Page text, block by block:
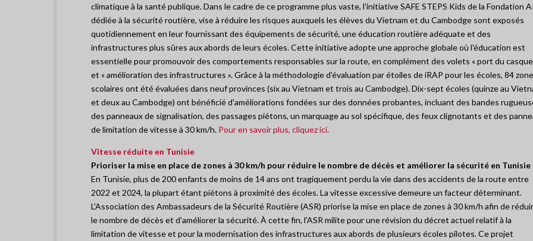
climatique à la santé publique. Dans le cadre de ce programme plus vaste, l'initiative SAFE STEPS Kids de la Fondation
dédiée à la sécurité routière, vise à réduire les risques auxquels les élèves du Vietnam et du Cambodge sont exposés
quotidiennement en leur fournissant des équipements de sécurité, une éducation routière adéquate et des
infrastructures plus sûres aux abords de leurs écoles. Cette initiative adopte une approche globale où l'éducation est
essentielle pour promouvoir des comportements responsables sur la route, en complément des volets « port du casque
et « amélioration des infrastructures ». Grâce à la méthodologie d'évaluation par étoiles de iRAP pour les écoles, 84
scolaires ont été évaluées dans neuf provinces (six au Vietnam et trois au Cambodge). Dix-sept écoles (quinze au
et deux au Cambodge) ont bénéficié d'améliorations fondées sur des données probantes, incluant des bandes
des panneaux de signalisation, des passages piétons, un marquage au sol spécifique, des feux clignotants et des
de limitation de vitesse à 30 km/h. Pour en savoir plus, cliquez ici.
Vitesse réduite en Tunisie
Prioriser la mise en place de zones à 30 km/h pour réduire le nombre de décès et améliorer la sécurité en Tunisie
En Tunisie, plus de 200 enfants de moins de 14 ans ont tragiquement perdu la vie dans des accidents de la route entre
2022 et 2024, la plupart étant piétons à proximité des écoles. La vitesse excessive demeure un facteur déterminant.
L'Association des Ambassadeurs de la Sécurité Routière (ASR) priorise la mise en place de zones à 30 km/h afin de
le nombre de décès et d'améliorer la sécurité. À cette fin, l'ASR milite pour une révision du décret actuel relatif à la
limitation de vitesse et pour la modernisation des infrastructures aux abords de plusieurs écoles pilotes. Ce projet